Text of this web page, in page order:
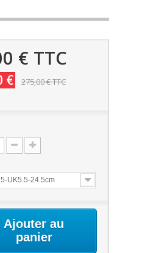
€ TTC
€ 275,00 €TTC
UK5.5-24.5cm
Ajouter au
panier